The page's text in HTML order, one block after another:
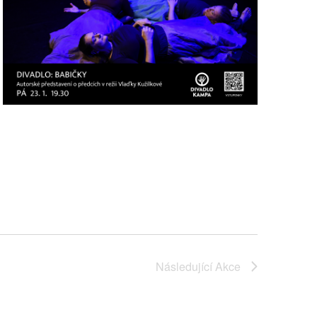
NásledujícíAkce